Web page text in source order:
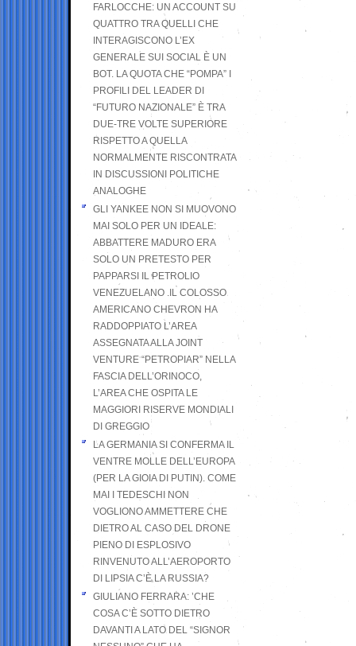
FARLOCCHE: UN ACCOUNT SU
QUATTRO TRA QUELLI CHE
INTERAGISCONO L’EX
GENERALE SUI SOCIAL È UN
BOT. LA QUOTA CHE “POMPA” I
PROFILI DEL LEADER DI
“FUTURO NAZIONALE” È TRA
DUE-TRE VOLTE SUPERIORE
RISPETTO A QUELLA
NORMALMENTE RISCONTRATA
IN DISCUSSIONI POLITICHE
ANALOGHE
GLI YANKEE NON SI MUOVONO
MAI SOLO PER UN IDEALE:
ABBATTERE MADURO ERA
SOLO UN PRETESTO PER
PAPPARSI IL PETROLIO
VENEZUELANO .IL COLOSSO
AMERICANO CHEVRON HA
RADDOPPIATO L’AREA
ASSEGNATA ALLA JOINT
VENTURE “PETROPIAR” NELLA
FASCIA DELL’ORINOCO,
L’AREA CHE OSPITA LE
MAGGIORI RISERVE MONDIALI
DI GREGGIO
LA GERMANIA SI CONFERMA IL
VENTRE MOLLE DELL’EUROPA
(PER LA GIOIA DI PUTIN). COME
MAI I TEDESCHI NON
VOGLIONO AMMETTERE CHE
DIETRO AL CASO DEL DRONE
PIENO DI ESPLOSIVO
RINVENUTO ALL’AEROPORTO
DI LIPSIA C’È LA RUSSIA?
GIULIANO FERRARA: ’CHE
COSA C’È SOTTO DIETRO
DAVANTI A LATO DEL “SIGNOR